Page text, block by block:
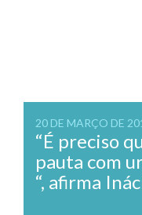
20 DE MARÇO DE
“É preciso
pauta com
“, afirma